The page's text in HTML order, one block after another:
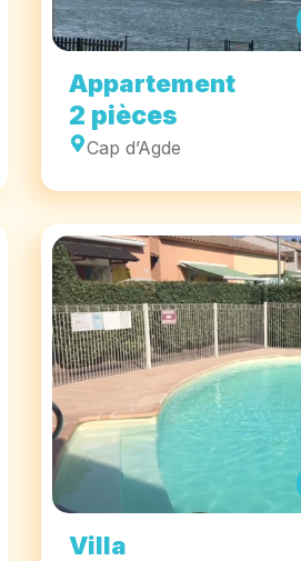
Appartement
2 pièces
Cap d’Agde
Villa